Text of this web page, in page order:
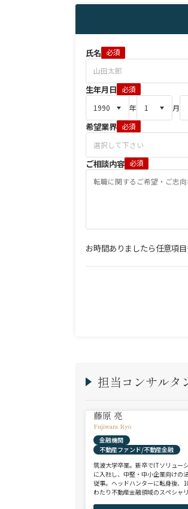
氏名 必須
生年月日 必須
年
月
希望業界 必須
ご相談内容 必須
お時間ありましたら任意項
担当コンサルタ
藤原 亮
Fujiwara Ryo
金融機関
不動産ファンド/不動産金融
筑波大学卒業。新卒でITソリュー
に入社し、中堅・中小企業向けの
従事。ヘッドハンターに転身後、
わたり不動産金融領域のスペシャ